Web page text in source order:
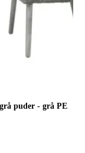
puder - grå PE